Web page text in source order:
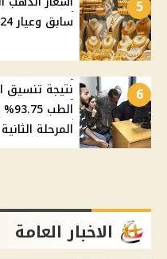
5
سابق وعيار 24 يسجل 6982 جنيهًا
6
نتيجة تنسيق
المرحلة الثانية
الاخبار العامة